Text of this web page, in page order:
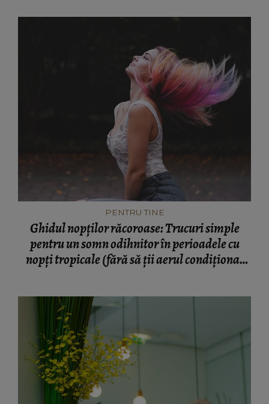
PENTRU TINE
Ghidul nopților răcoroase: Trucuri simple
pentru un somn odihnitor în perioadele cu
nopți tropicale (fără să ții aerul condiționat